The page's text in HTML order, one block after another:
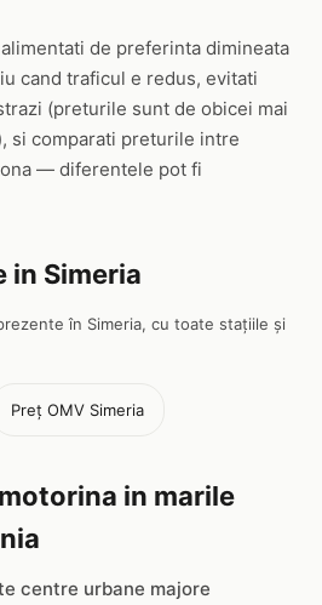
de preferinta dimineata
cand traficul e redus, evitati
(preturile sunt de obicei mai
si comparati preturile intre
— diferentele pot fi
in Simeria
în Simeria, cu toate stațiile și
Preț OMV Simeria
in marile
centre urbane majore